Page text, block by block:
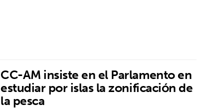
CC-AM insiste en el Parlamento en
estudiar por islas la zonificación de
la pesca